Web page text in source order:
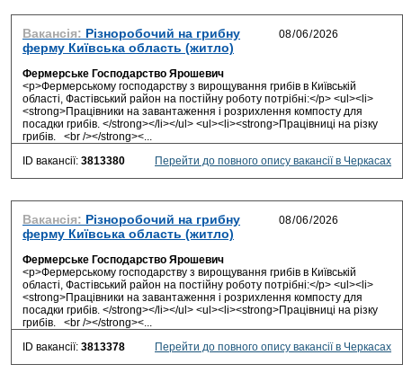
Вакансія: Різноробочий на грибну
ферму Київська область (житло)
Фермерське Господарство Ярошевич
<p>Фермерському господарству з вирощування грибів в Київській
області, Фастівський район на постійну роботу потрібні:</p> <ul><li>
<strong>Працівники на завантаження і розрихлення компосту для
посадки грибів. </strong></li></ul> <ul><li><strong>Працівниці на різку
грибів. <br /></strong><...
ID вакансії: 3813380 Перейти до повного опису вакансії в Черкасах
Вакансія: Різноробочий на грибну
ферму Київська область (житло)
Фермерське Господарство Ярошевич
<p>Фермерському господарству з вирощування грибів в Київській
області, Фастівський район на постійну роботу потрібні:</p> <ul><li>
<strong>Працівники на завантаження і розрихлення компосту для
посадки грибів. </strong></li></ul> <ul><li><strong>Працівниці на різку
грибів. <br /></strong><...
ID вакансії: 3813378 Перейти до повного опису вакансії в Черкасах